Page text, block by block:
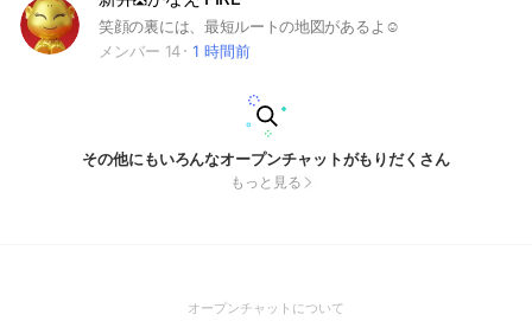
笑顔の裏には、最短ルートの地図があるよ☺︎
メンバー 14
1 時間前
その他にもいろんなオープンチャットがもりだくさん
もっと見る
オープンチャットについて